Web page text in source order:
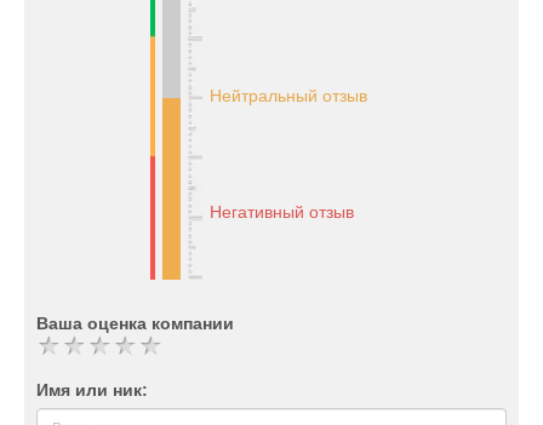
Нейтральный отзыв
Негативный отзыв
Ваша оценка компании
Имя или ник: